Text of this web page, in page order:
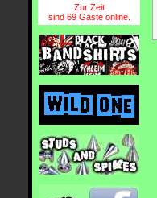
Zur Zeit
sind 69 Gäste online.